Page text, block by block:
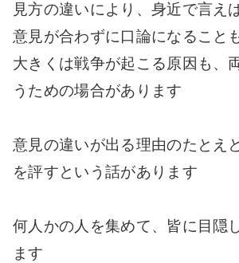
見方の違いにより、身近で言え
意見が合わずに口論になること
大きくは戦争が起こる原因も、
うための場合があります
意見の違いが出る理由のたとえ
を評すという話があります
何人かの人を集めて、皆に目隠
ます